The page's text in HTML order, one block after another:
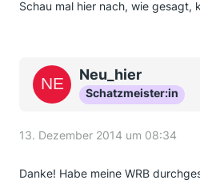
Schau mal hier nach, wie gesagt,
Neu_hier
Schatzmeister:in
13. Dezember 2014 um 08:34
Danke! Habe meine WRB